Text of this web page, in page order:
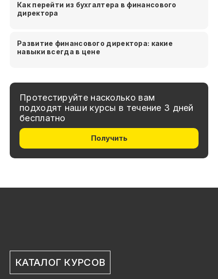
Как перейти из бухгалтера в финансового
директора
Развитие финансового директора: какие
навыки всегда в цене
Протестируйте насколько вам
подходят наши курсы в течение 3 дней
бесплатно
Получить
КАТАЛОГ КУРСОВ